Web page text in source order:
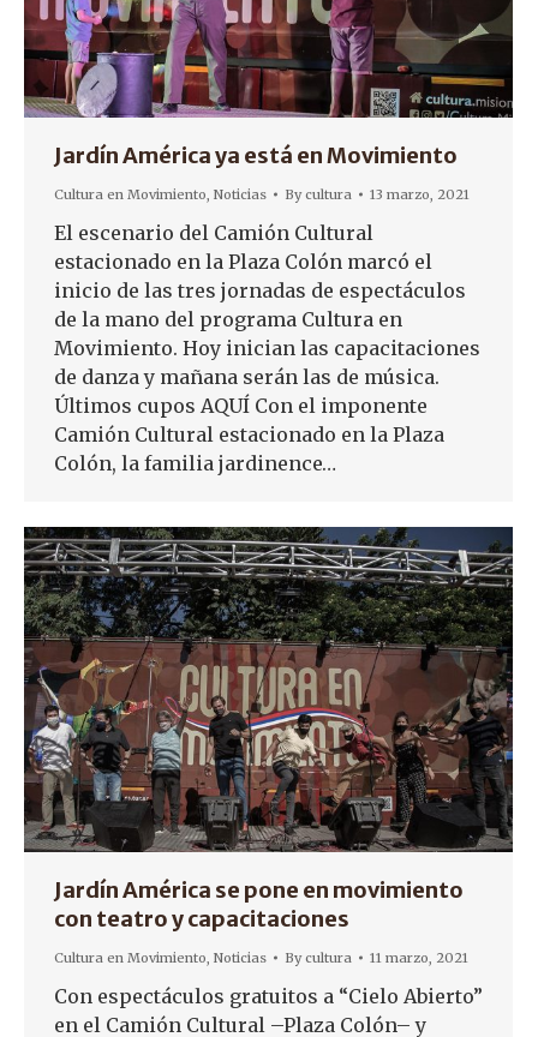
Jardín América ya está en Movimiento
Cultura en Movimiento, Noticias Bycultura 13 marzo, 2021
El escenario del Camión Cultural
estacionado en la Plaza Colón marcó el
inicio de las tres jornadas de espectáculos
de la mano del programa Cultura en
Movimiento. Hoy inician las capacitaciones
de danza y mañana serán las de música.
Últimos cupos AQUÍ Con el imponente
Camión Cultural estacionado en la Plaza
Colón, la familia jardinence…
Jardín América se pone en movimiento
con teatro y capacitaciones
Cultura en Movimiento, Noticias Bycultura 11 marzo, 2021
Con espectáculos gratuitos a “Cielo Abierto”
en el Camión Cultural –Plaza Colón– y